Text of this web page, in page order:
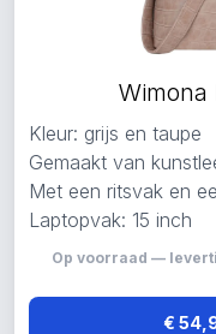
Wimona
Kleur: grijs en taupe
Gemaakt van
Met een ritsvak en
Laptopvak: 15 inch
Op voorraad —
€